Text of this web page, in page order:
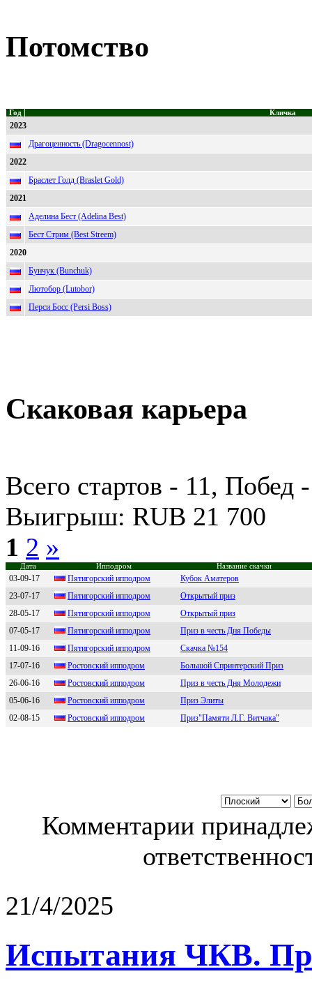
Потомство
Год Кличка
2023
Драгоценность (Dragocennost)
2022
Браслет Голд (Braslet Gold)
2021
Аделина Бест (Adelina Best)
Бест Стрим (Best Streem)
2020
Бунчук (Bunchuk)
Лютобор (Lutobor)
Перси Босс (Persi Boss)
Скаковая карьера
Всего стартов - 11,
Выигрыш: RUB 21 700
1 2 »
Дата Ипподром Название скачки
03-09-17 Пятигopcкий иппoдpoм
Кубок Аматеров
23-07-17
Пятигорcкий ипподром
Открытый приз
28-05-17
Пятигopcкий иппoдpoм
Открытый приз
07-05-17
Пятигорcкий ипподром
Приз в честь Дня Победы
11-09-16
Пятигоpcкий ипподpом
Скачка №154
17-07-16
Ростовский ипподpом
Большой Спринтерский Приз
26-06-16
Роcтовcкий ипподром
Приз в честь Дня Молодежи
05-06-16
Pостовский ипподром
Приз Элиты
02-08-15
Рoстoвский иппoдpoм Приз"Памяти Л.Г. Витчака"
Комментарии
21/4/2025
Испытания ЧКВ.